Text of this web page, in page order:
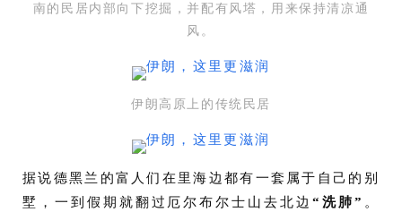
南的民居内部向下挖掘，并配有风塔，用来保持清凉通
风。
伊朗高原上的传统民居
据说德黑兰的富人们在里海边都有一套属于自己的别
墅，一到假期就翻过厄尔布尔士山去北边 “洗肺” 。